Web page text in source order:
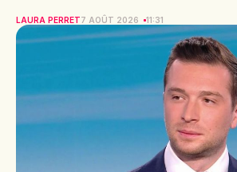
LAURA PERRET7 AOÛT 2026 11:31